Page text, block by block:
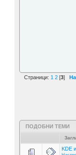
Страници: 1 2 [3]
ПОДОБНИ ТЕМИ
KDE